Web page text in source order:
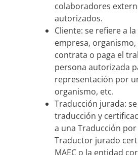
colaboradores
autorizados.
Cliente: se refiere a
empresa, organismo,
contrata o paga el
persona autorizada
representación por
organismo, etc.
Traducción jurada:
traducción y
a una Traducción
Traductor jurado
MAEC o la entidad